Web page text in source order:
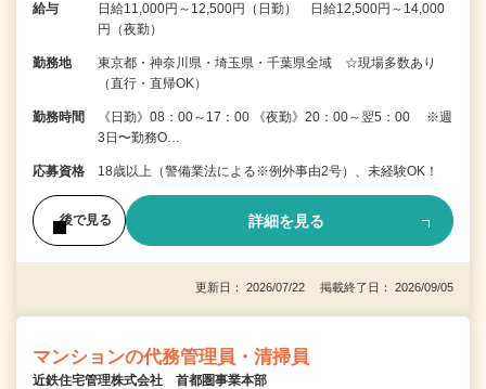
給与
日給11,000円～12,500円（日勤） 日給12,500円～14,000
円（夜勤）
勤務地
東京都・神奈川県・埼玉県・千葉県全域 ☆現場多数あり
（直行・直帰OK）
勤務時間
《日勤》08：00～17：00 《夜勤》20：00～翌5：00 ※週
3日〜勤務O…
応募資格 18歳以上（警備業法による※例外事由2号）、未経験OK！
後で見る 詳細を見る
更新日： 2026/07/22 掲載終了日： 2026/09/05
マンションの代務管理員・清掃員
近鉄住宅管理株式会社 首都圏事業本部